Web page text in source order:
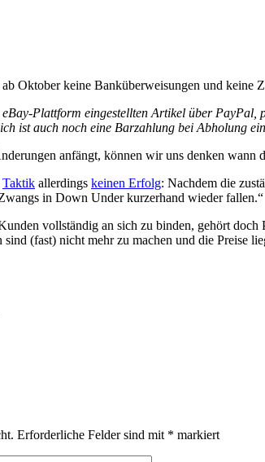
Oktober keine Banküberweisungen und keine
Plattform eingestellten Artikel über PayPal,
ist auch noch eine Barzahlung bei Abholung
anfängt, können wir uns denken wann
Taktik allerdings keinen Erfolg: Nachdem die
in Down Under kurzerhand wieder fallen.“
vollständig an sich zu binden, gehört
sind (fast) nicht mehr zu machen und die
Erforderliche Felder sind mit * markiert